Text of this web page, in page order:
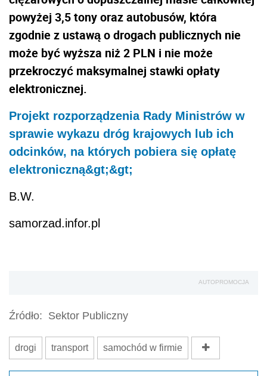
powyżej 3,5 tony oraz autobusów, która
zgodnie z ustawą o drogach publicznych nie
może być wyższa niż 2 PLN i nie może
przekroczyć maksymalnej stawki opłaty
elektronicznej.
Projekt rozporządzenia Rady Ministrów w
sprawie wykazu dróg krajowych lub ich
odcinków, na których pobiera się opłatę
elektroniczną&gt;&gt;
B.W.
samorzad.infor.pl
AUTOPROMOCJA
Źródło: Sektor Publiczny
drogi transport samochód w firmie